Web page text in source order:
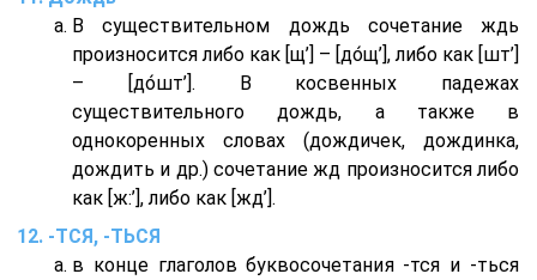
В существительном дождь сочетание ждь
произносится либо как [щ’] – [до́щ’], либо как [шт’]
– [до́шт’]. В косвенных падежах
существительного дождь, а также в
однокоренных словах (дождичек, дождинка,
дождить и др.) сочетание жд произносится либо
как [ж:’], либо как [жд’].
-ТСЯ, -ТЬСЯ
в конце глаголов буквосочетания -тся и -ться